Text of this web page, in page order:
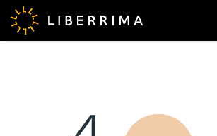
Passa al contenuto